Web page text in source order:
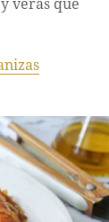
verás qué